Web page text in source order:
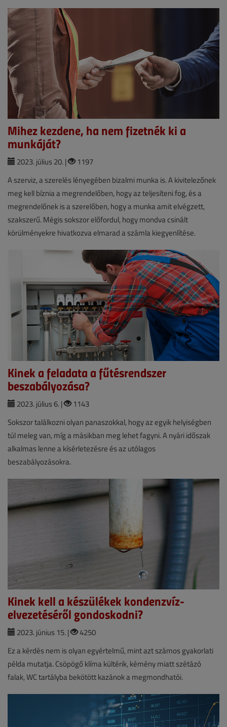
Mihez kezdene, ha nem fizetnék ki a
munkáját?
2023. július 20. |
1197
A szerviz, a szerelés lényegében bizalmi munka is. A kivitelezőnek
meg kell bíznia a megrendelőben, hogy az teljesíteni fog, és a
megrendelőnek is a szerelőben, hogy a munka amit elvégzett,
szakszerű. Mégis sokszor előfordul, hogy mondva csinált
körülményekre hivatkozva elmarad a számla kiegyenlítése.
Kinek a feladata a fűtésrendszer
beszabályozása?
2023. július 6. |
1143
Sokszor találkozni olyan panaszokkal, hogy az egyik helyiségben
túl meleg van, míg a másikban meg lehet fagyni. A nyári időszak
alkalmas lenne a kísérletezésre és az utólagos
beszabályozásokra.
Kinek kell a készülékek kondenzvíz-
elvezetéséről gondoskodni?
2023. június 15. |
4250
Ez a kérdés nem is olyan egyértelmű, mint azt számos gyakorlati
példa mutatja. Csöpögő klíma kültérik, kémény miatt szétázó
falak, WC tartályba bekötött kazánok a megmondhatói.